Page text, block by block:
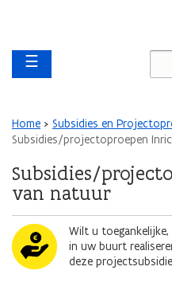
Main navigation
☰
Kruimelpad
Home
Subsidies en
Subsidies/projectoproepen
Subsidies/
van natuur
AfbeeldingWilt u
in uw buurt
deze